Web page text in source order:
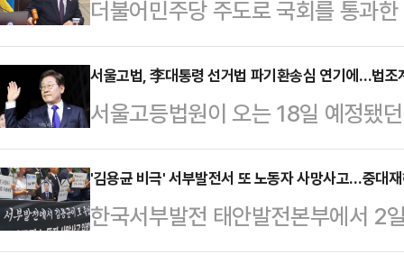
의 이 대통령 재판 기일 추후지정(
내용을 담고 있다.헌재…
갈취한 돈을 과소비 등으로 탕진하
없는 점 등을 근거로 양씨에게 최소
다. 용씨도 죄질이 좋지 않아 1년
내다봤다.11일 법조계에 따르면 서
전날 공갈 및 공갈…
더불어민주당 주도로 국회를 통과
되면서 본격적인 특검 수사가 다음
기존에 진행되었던 수사 내용이 있
특검 이후 기소할 것이 있다면 지귀
가능성이 있다고 전망했다. 전문가
력을 파견받는다면 일반 사건을 담
수사 지연과 부실이 우려된다고 지
재명 대통령은 이날 오…
서울고법, 李대통령 선거법 파기환송심 연기에…법조
서울고등법원이 오는 18일 예정됐
의 파기환송심 기일을 연기했다. 법
부적절해 보인다"며 "법원에 헌법
없음에도 굳이 헌법 제84조를 이
는 비판이 있을 수 있다"고 지적했
'김용균 비극' 서부발전서 또 노동자 사망사고…중대
한국서부발전 태안발전본부에서 2
끼여 숨지는 사고가 일어났다. 비정